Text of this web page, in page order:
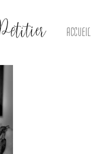
ACCUEIL